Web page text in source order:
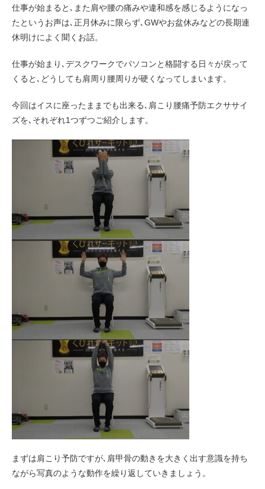
仕事が始まると､また肩や腰の痛みや違和感を感じるようになっ
たというお声は､正月休みに限らず､GWやお盆休みなどの長期連
休明けによく聞くお話。
仕事が始まり､デスクワークでパソコンと格闘する日々が戻って
くると､どうしても肩周り腰周りが硬くなってしまいます。
今回はイスに座ったままでも出来る､肩こり腰痛予防エクササイ
ズを､それぞれ1つずつご紹介します。
まずは肩こり予防ですが､肩甲骨の動きを大きく出す意識を持ち
ながら写真のような動作を繰り返していきましょう。